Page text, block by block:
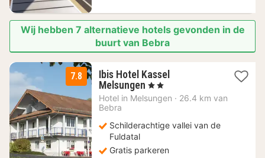
Wij hebben 7 alternatieve hotels gevonden in de
buurt van Bebra
7.8
Ibis Hotel Kassel
Melsungen 1
nacht
vanaf
€
, 2 Sterren
Hotel in Melsungen · 26.4 km van
Bebra
Schilderachtige vallei van de
Fuldatal
Gratis parkeren